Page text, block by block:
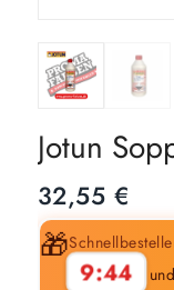
Jotun
32,55 €
🎁
9:43